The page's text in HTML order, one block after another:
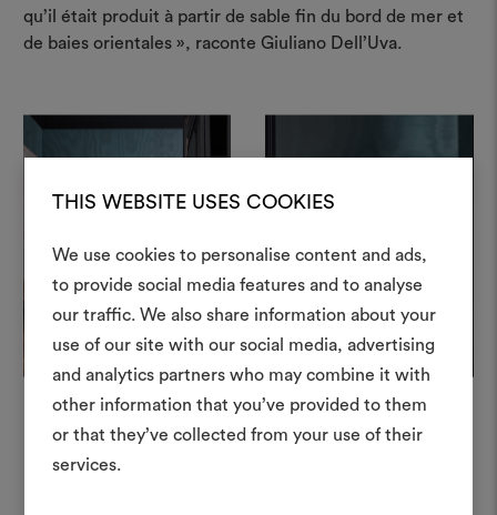
THIS WEBSITE USES COOKIES
We use cookies to personalise content and ads,
to provide social media features and to analyse
our traffic. We also share information about your
use of our site with our social media, advertising
and analytics partners who may combine it with
other information that you’ve provided to them
or that they’ve collected from your use of their
services.
qu’il était produit à partir de sable fin du bord de mer et
de baies orientales », raconte Giuliano Dell’Uva.
Créer
Un instrument interactif
à vos idées et les partager,
des matériaux et des